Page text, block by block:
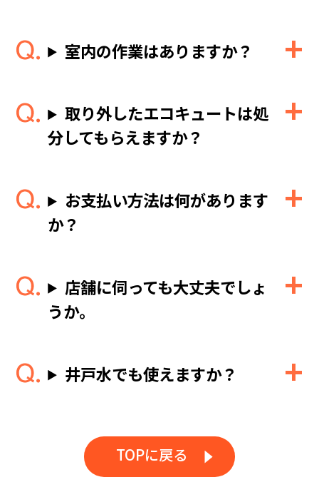
室内の作業はありますか？
取り外したエコキュートは処
分してもらえますか？
お支払い方法は何があります
か？
店舗に伺っても大丈夫でしょ
うか。
井戸水でも使えますか？
TOPに戻る